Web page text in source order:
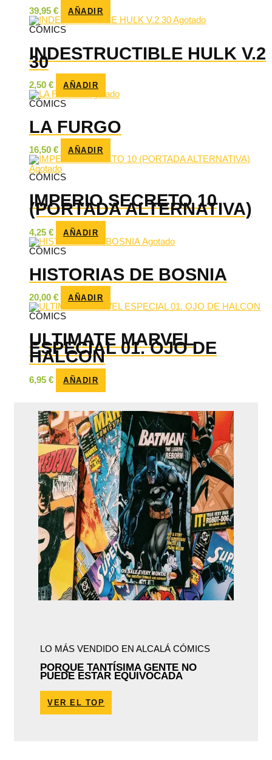
39,95 € AÑADIR
Agotado
CÓMICS
INDESTRUCTIBLE HULK V.2
30
2,50 € AÑADIR
Agotado
CÓMICS
LA FURGO
16,50 € AÑADIR
Agotado
CÓMICS
IMPERIO SECRETO 10
(PORTADA ALTERNATIVA)
4,25 € AÑADIR
Agotado
CÓMICS
HISTORIAS DE BOSNIA
20,00 € AÑADIR
CÓMICS
ULTIMATE MARVEL
ESPECIAL 01. OJO DE
HALCON
6,95 € AÑADIR
LO MÁS VENDIDO EN ALCALÁ CÓMICS
PORQUE TANTÍSIMA GENTE NO
PUEDE ESTAR EQUIVOCADA
VER EL TOP